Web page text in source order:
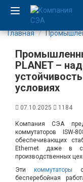
UA
Компания
Услуги
Главная
PLANET –
условиях
07.10.2025 1184
Компания СЭА
коммутаторов ISW-
обеспечивающих
Ethernet даже в
производственных
Эти коммутаторы
бесперебойная